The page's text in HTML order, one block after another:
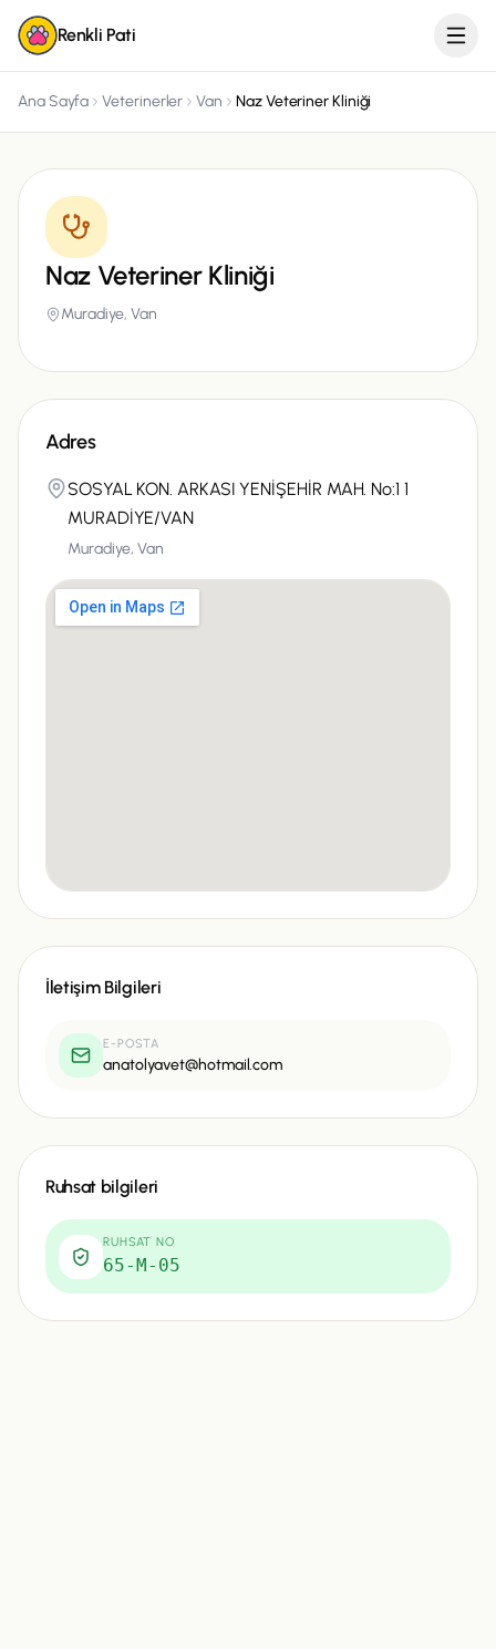
Renkli Pati
Ana Sayfa Veterinerler Van Naz Veteriner Kliniği
Naz Veteriner Kliniği
Muradiye,Van
Adres
SOSYAL KON. ARKASI YENİŞEHİR MAH. No:1 1
MURADİYE/VAN
Muradiye,Van
İletişim Bilgileri
E-POSTA
anatolyavet@hotmail.com
Ruhsat bilgileri
RUHSAT NO
65-M-05